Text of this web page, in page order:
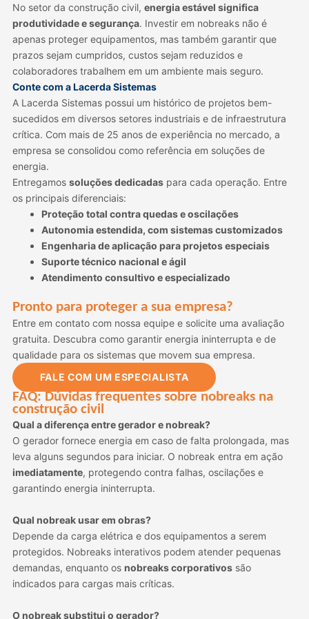
No setor da construção civil, energia estável significa
produtividade e segurança. Investir em nobreaks não é
apenas proteger equipamentos, mas também garantir que
prazos sejam cumpridos, custos sejam reduzidos e
colaboradores trabalhem em um ambiente mais seguro.
Conte com a Lacerda Sistemas
A Lacerda Sistemas possui um histórico de projetos bem-
sucedidos em diversos setores industriais e de infraestrutura
crítica. Com mais de 25 anos de experiência no mercado, a
empresa se consolidou como referência em soluções de
energia.
Entregamos soluções dedicadaspara cada operação. Entre
os principais diferenciais:
Proteção total contra quedas e oscilações
Autonomia estendida, com sistemas customizados
Engenharia de aplicação para projetos especiais
Suporte técnico nacional e ágil
Atendimento consultivo e especializado
Pronto para proteger a sua empresa?
Entre em contato com nossa equipe e solicite uma avaliação
gratuita. Descubra como garantir energia ininterrupta e de
qualidade para os sistemas que movem sua empresa.
FALE COM UM ESPECIALISTA
FAQ: Dúvidas frequentes sobre nobreaks na
construção civil
Qual a diferença entre gerador e nobreak?
O gerador fornece energia em caso de falta prolongada, mas
leva alguns segundos para iniciar. O nobreak entra em ação
imediatamente, protegendo contra falhas, oscilações e
garantindo energia ininterrupta.
Qual nobreak usar em obras?
Depende da carga elétrica e dos equipamentos a serem
protegidos. Nobreaks interativos podem atender pequenas
demandas, enquanto os nobreaks corporativossão
indicados para cargas mais críticas.
O nobreak substitui o gerador?